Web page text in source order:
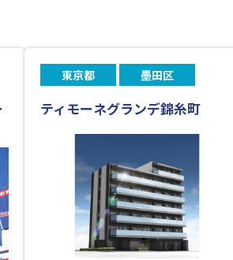
東京都 墨田区
ティモーネグランデ錦糸町